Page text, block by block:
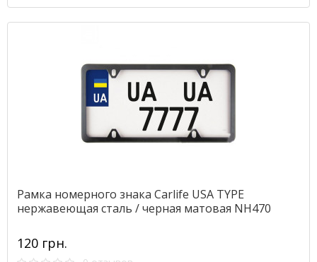
Рамка номерного знака Сarlife USA TYPE
нержавеющая сталь / черная матовая NH470
120 грн.